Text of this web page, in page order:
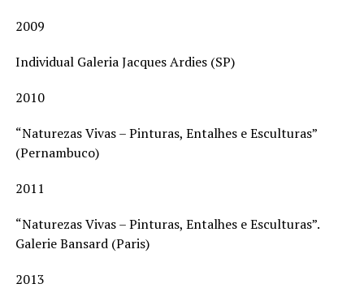
2009
Individual Galeria Jacques Ardies (SP)
2010
“Naturezas Vivas – Pinturas, Entalhes e Esculturas”
(Pernambuco)
2011
“Naturezas Vivas – Pinturas, Entalhes e Esculturas”.
Galerie Bansard (Paris)
2013